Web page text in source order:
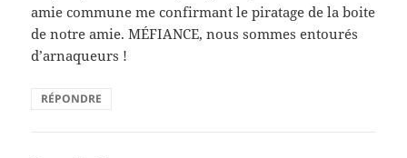
amie commune me confirmant le piratage de la boite
de notre amie. MÉFIANCE, nous sommes entourés
d’arnaqueurs !
RÉPONDRE